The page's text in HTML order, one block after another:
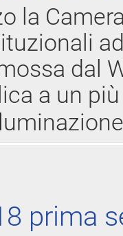
la
dal
a un
prima